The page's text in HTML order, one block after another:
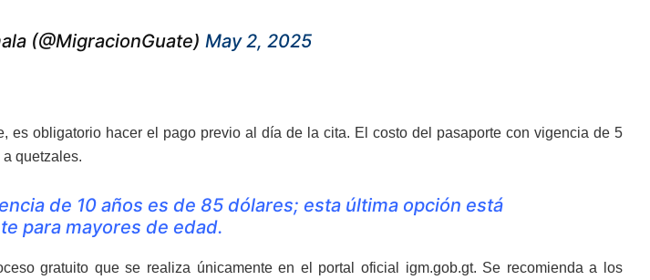
(@MigracionGuate) May 2, 2025
es obligatorio hacer el pago previo al día de la cita. El costo del pasaporte con vigencia de 5
quetzales.
de 10 años es de 85 dólares; esta última opción está
para mayores de edad.
gratuito que se realiza únicamente en el portal oficial igm.gob.gt. Se recomienda a los